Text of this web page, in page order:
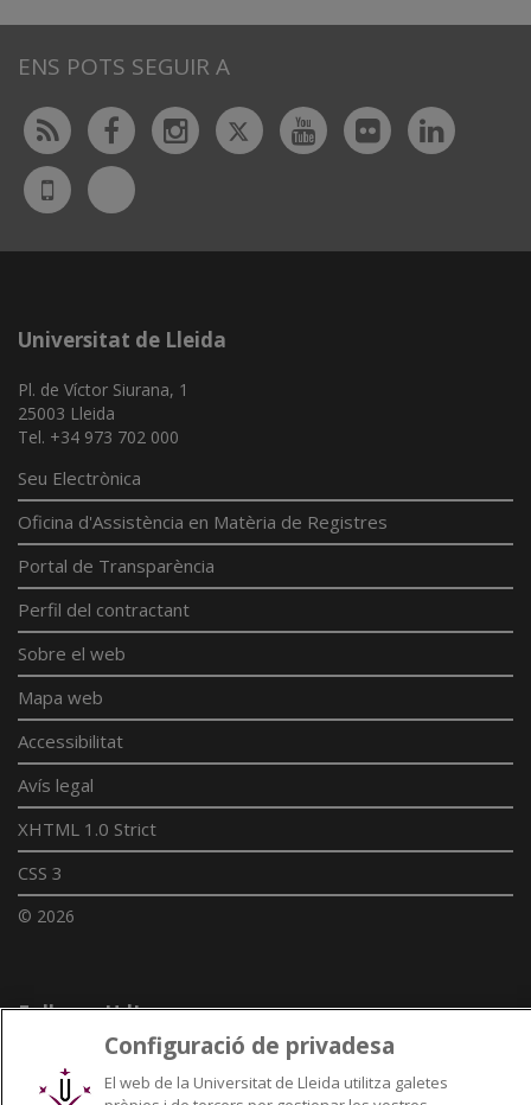
ENS POTS SEGUIR A
Rss FacebookInstagram
TwitterYoutubeFlickr
UdL
App
Bluesky
Universitat de Lleida
Pl. de Víctor Siurana, 1
25003 Lleida
Tel. +34 973 702 000
Seu Electrònica
Oficina d'Assistència en Matèria de Registres
Portal de Transparència
Perfil del contractant
Sobre el web
Mapa web
Accessibilitat
Avís legal
XHTML 1.0 Strict
CSS 3
© 2026
Enllaços UdL
Xarxes universitàries
Configuració de privadesa
El web de la Universitat de Lleida utilitza galetes